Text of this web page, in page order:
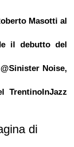
Masotti al
il debutto del
Noise,
TrentinoInJazz
di